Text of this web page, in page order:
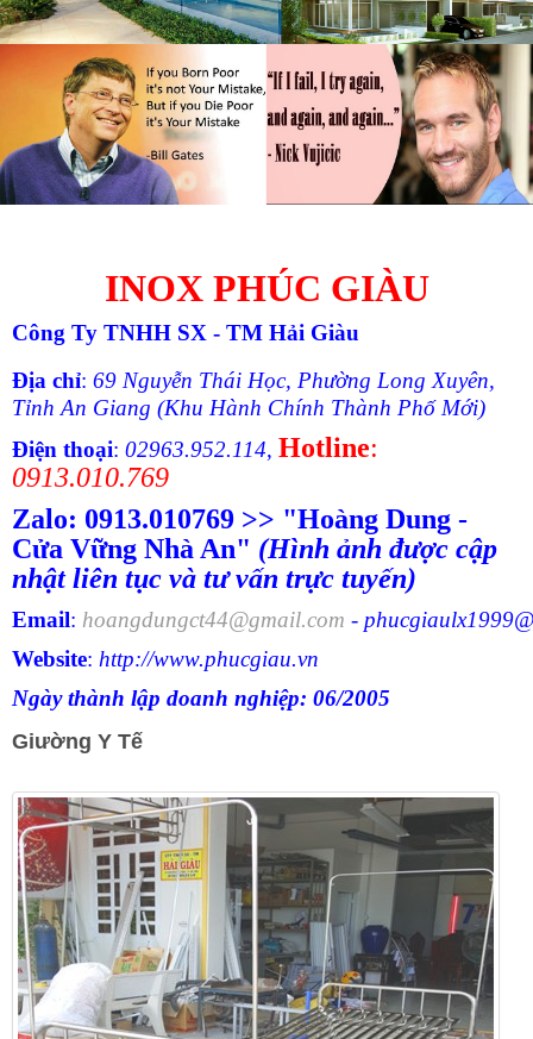
INOX PHÚC GIÀU
Công Ty TNHH SX - TM Hải Giàu
Ðịa chỉ: 69 Nguyễn Thái Học, Phường Long Xuyên,
Tỉnh An Giang (Khu Hành Chính Thành Phố Mới)
Ðiện thoại: 02963.952.114, Hotline:
0913.010.769
Zalo: 0913.010769 >> "Hoàng Dung -
Cửa Vững Nhà An" (Hình ảnh được cập
nhật liên tục và tư vấn trực tuyến)
Email: hoangdungct44@gmail.com -
Website: http://www.phucgiau.vn
Ngày thành lập doanh nghiệp: 06/2005
Giường Y Tế